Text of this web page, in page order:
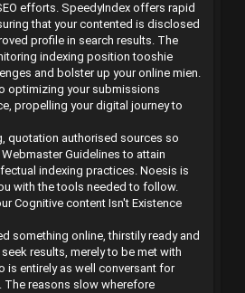
efforts. SpeedyIndex offers rapid
that your contented is disclosed
profile in search results. The
indexing position tooshie
and bolster up your online mien.
optimizing your submissions
propelling your digital journey to
quotation authorised sources so
Guidelines to attain
indexing practices. Noesis is
with the tools needed to follow.
Cognitive content Isn't Existence
something online, thirstily ready and
results, merely to be met with
is entirely as well conversant for
The reasons slow wherefore